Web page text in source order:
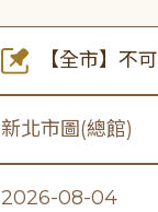
【全市】不
新北市圖(總館)
2026-08-04